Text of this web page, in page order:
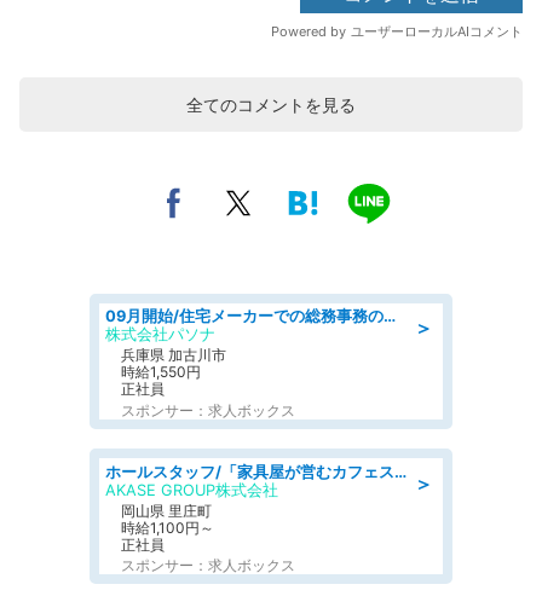
全てのコメントを見る
＞
09月開始/住宅メーカーでの総務事務のお仕事/駅近/車通勤可/一般事務/人事労務
株式会社パソナ
兵庫県 加古川市
時給1,550円
正社員
スポンサー：求人ボックス
＞
ホールスタッフ/「家具屋が営むカフェスタッフ!」週2日～OK!嬉しいまかない付き/岡山県/浅口郡里庄町
AKASE GROUP株式会社
岡山県 里庄町
時給1,100円～
正社員
スポンサー：求人ボックス